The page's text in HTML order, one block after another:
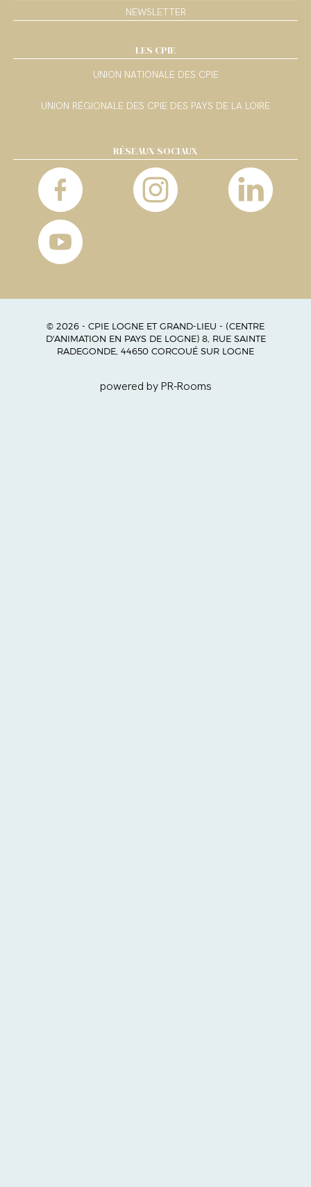
NEWSLETTER
LES CPIE
UNION NATIONALE DES CPIE
UNION RÉGIONALE DES CPIE DES PAYS DE LA LOIRE
RÉSEAUX SOCIAUX
© 2026 - CPIE LOGNE ET GRAND-LIEU - (CENTRE
D'ANIMATION EN PAYS DE LOGNE) 8, RUE SAINTE
RADEGONDE, 44650 CORCOUÉ SUR LOGNE
powered by PR-Rooms